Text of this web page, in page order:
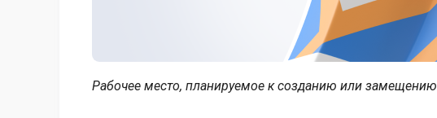
Рабочее место, планируемое к созданию или замещению